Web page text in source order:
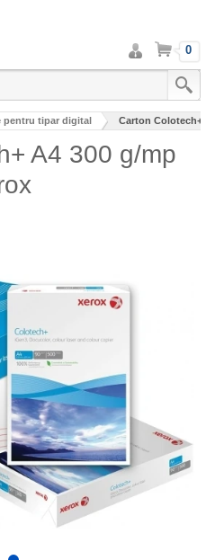
Intra
in
cont
Cos 0
pentru tipar digital Carton Colotech+
A4 300 g/mp